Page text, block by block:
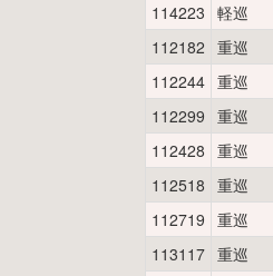
114223 軽巡
112182 重巡
112244 重巡
112299 重巡
112428 重巡
112518 重巡
112719 重巡
113117 重巡